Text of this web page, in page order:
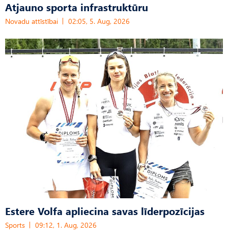
Atjauno sporta infrastruktūru
Novadu attīstībai 02:05, 5. Aug, 2026
Estere Volfa apliecina savas līderpozīcijas
Sports 09:12, 1. Aug, 2026